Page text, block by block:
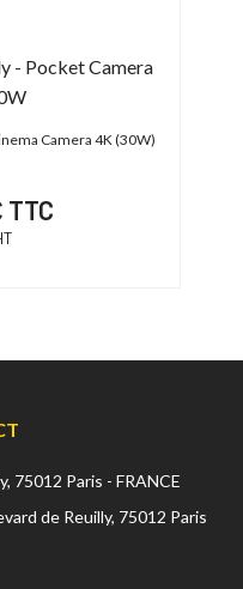
- Pocket Camera
Camera 4K (30W)
TTC
75012 Paris - FRANCE
de Reuilly, 75012 Paris